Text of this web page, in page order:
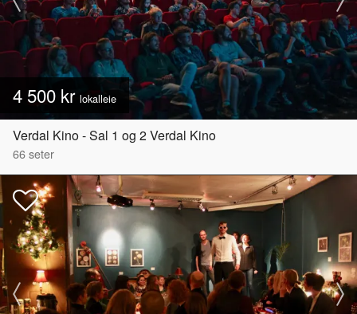
4 500 kr lokalleie
Verdal Kino - Sal 1 og 2 Verdal Kino
66seter